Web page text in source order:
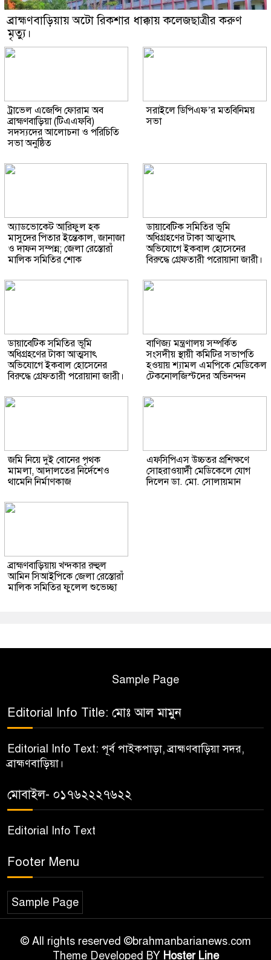
ব্রাহ্মণবাড়িয়ায় অটো রিকশার ধাক্কায় কলেজছাত্রীর করুণ
মৃত্যু।
ট্রাভেল এজেন্সি ফোরাম অব
ব্রাহ্মণবাড়িয়া (টিএএফবি)
সদস্যদের আলোচনা ও পরিচিতি
সভা অনুষ্ঠিত
সরাইলে ডিপিএফ’র মতবিনিময়
সভা
অ্যাডভোকেট আরিফুল হক
মাসুদের পিতার ইন্তেকাল, জানাজা
ও দাফন সম্পন্ন; জেলা রেস্তোরাঁ
মালিক সমিতির শোক
ডায়াবেটিক সমিতির ভূমি
অধিগ্রহণের টাকা আত্মসাৎ
অভিযোগে ইকবাল হোসেনের
বিরুদ্ধে গ্রেফতারী পরোয়ানা জারী।
ডায়াবেটিক সমিতির ভূমি
অধিগ্রহণের টাকা আত্মসাৎ
অভিযোগে ইকবাল হোসেনের
বিরুদ্ধে গ্রেফতারী পরোয়ানা জারী।
বাণিজ্য মন্ত্রণালয় সম্পর্কিত
সংসদীয় স্থায়ী কমিটির সভাপতি
হওয়ায় শ্যামল এমপিকে মেডিকেল
টেকনোলজিস্টদের অভিনন্দন
জমি নিয়ে দুই বোনের পৃথক
মামলা, আদালতের নির্দেশেও
থামেনি নির্মাণকাজ
এফসিপিএস উচ্চতর প্রশিক্ষণে
সোহরাওয়ার্দী মেডিকেলে যোগ
দিলেন ডা. মো. সোলায়মান
ব্রাহ্মণবাড়িয়ায় খন্দকার রুহুল
আমিন সিআইপিকে জেলা রেস্তোরাঁ
মালিক সমিতির ফুলেল শুভেচ্ছা
Sample Page
Editorial Info Title: মোঃ আল মামুন
Editorial Info Text: পূর্ব পাইকপাড়া, ব্রাহ্মণবাড়িয়া সদর,
ব্রাহ্মণবাড়িয়া।
মোবাইল- ০১৭৬২২২৭৬২২
Editorial Info Text
Footer Menu
Sample Page
© All rights reserved ©brahmanbarianews.com
Theme Developed BY Hoster Line